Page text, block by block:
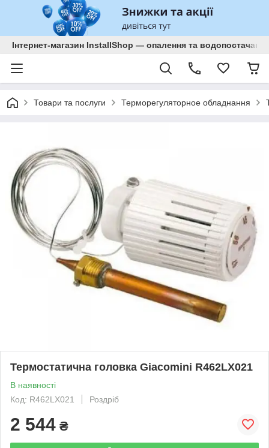
Інтернет-магазин InstallShop — опалення та водопостачання
Товари та послуги Терморегуляторное обладнання
Термостатична головка Giacomini R462LX021
В наявності
Код: R462LX021
Роздріб
2 544 ₴